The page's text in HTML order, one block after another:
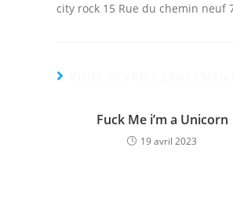
city rock 15 Rue du chemin neuf
Fuck Me i’m a Unicorn
19 avril 2023